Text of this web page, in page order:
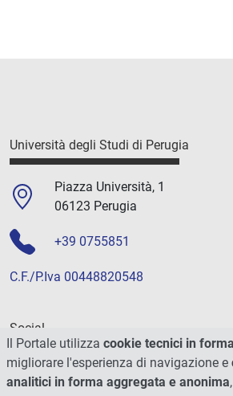
Università degli Studi di Perugia
Piazza Università, 1
06123 Perugia
+39 0755851
C.F./P.Iva 00448820548
Social
Il Portale utilizza cookie tecnici in
migliorare l'esperienza di navigazione e
analitici in forma aggregata e anonima